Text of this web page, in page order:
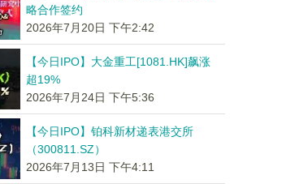
略合作签约
2026年7月20日 下午2:42
【今日IPO】大金重工[1081.HK]飙涨
超19%
2026年7月24日 下午5:36
【今日IPO】铂科新材递表港交所
（300811.SZ）
2026年7月13日 下午4:11